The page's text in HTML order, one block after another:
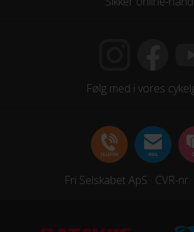
Samlet antal gear
Shimano Nexus
Følg med i vores
Fri Selskabet ApS · CVR-